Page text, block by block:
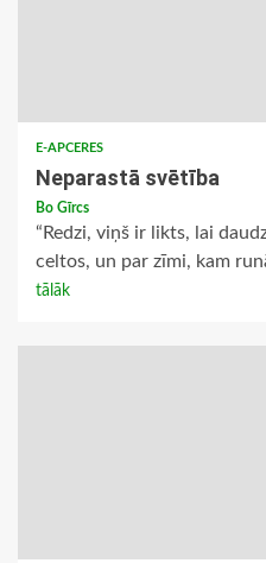
E-APCERES
Neparastā svētība
Bo Gīrcs
“Redzi, viņš ir likts, lai
celtos, un par zīmi, kam
tālāk